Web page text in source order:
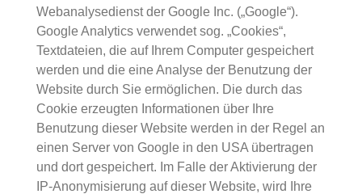
Webanalysedienst der Google Inc. („Google“).
Google Analytics verwendet sog. „Cookies“,
Textdateien, die auf Ihrem Computer gespeichert
werden und die eine Analyse der Benutzung der
Website durch Sie ermöglichen. Die durch das
Cookie erzeugten Informationen über Ihre
Benutzung dieser Website werden in der Regel an
einen Server von Google in den USA übertragen
und dort gespeichert. Im Falle der Aktivierung der
IP-Anonymisierung auf dieser Website, wird Ihre